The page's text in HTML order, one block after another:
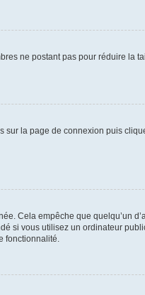
ne postant pas pour réduire la
sur la page de connexion puis
Cela empêche que quelqu’un
si vous utilisez un ordinateur
fonctionnalité.